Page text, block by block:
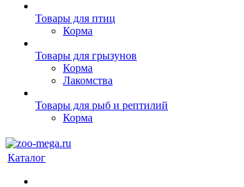
Товары для птиц
Корма
Товары для грызунов
Корма
Лакомства
Товары для рыб и рептилий
Корма
Каталог